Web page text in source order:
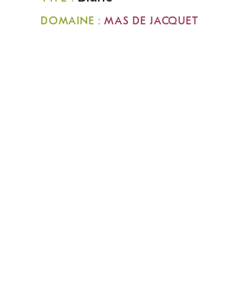
DOMAINE :MAS DE JACQUET